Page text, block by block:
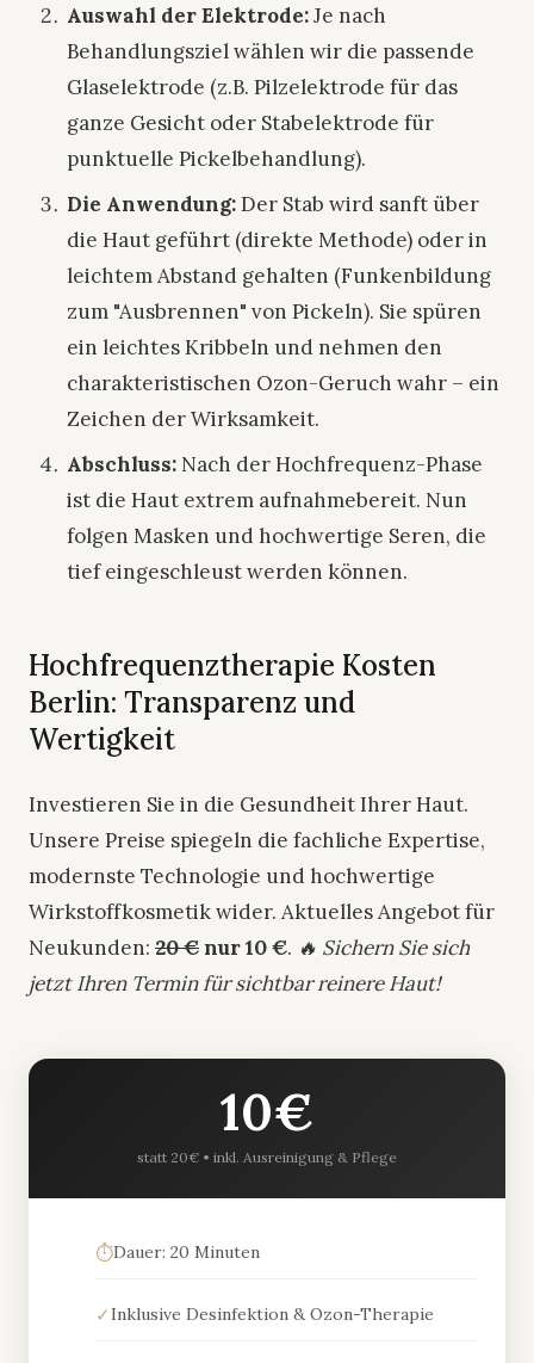
Auswahl der Elektrode:Je nach
Behandlungsziel wählen wir die passende
Glaselektrode (z.B. Pilzelektrode für das
ganze Gesicht oder Stabelektrode für
punktuelle Pickelbehandlung).
Die Anwendung:Der Stab wird sanft über
die Haut geführt (direkte Methode) oder in
leichtem Abstand gehalten (Funkenbildung
zum "Ausbrennen" von Pickeln). Sie spüren
ein leichtes Kribbeln und nehmen den
charakteristischen Ozon-Geruch wahr – ein
Zeichen der Wirksamkeit.
Abschluss: Nach der Hochfrequenz-Phase
ist die Haut extrem aufnahmebereit. Nun
folgen Masken und hochwertige Seren, die
tief eingeschleust werden können.
Hochfrequenztherapie Kosten
Berlin: Transparenz und
Wertigkeit
Investieren Sie in die Gesundheit Ihrer Haut.
Unsere Preise spiegeln die fachliche Expertise,
modernste Technologie und hochwertige
Wirkstoffkosmetik wider. Aktuelles Angebot für
Neukunden: 20 €nur 10 €. 🔥 Sichern Sie sich
jetzt Ihren Termin für sichtbar reinere Haut!
10€
statt 20€ • inkl. Ausreinigung & Pflege
⏱️Dauer: 20 Minuten
✓Inklusive Desinfektion & Ozon-Therapie